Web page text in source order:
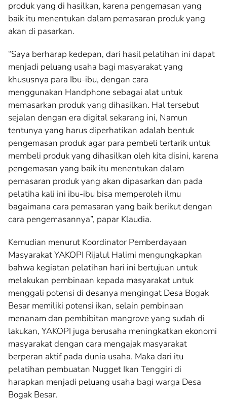
produk yang di hasilkan, karena pengemasan yang
baik itu menentukan dalam pemasaran produk yang
akan di pasarkan.
“Saya berharap kedepan, dari hasil pelatihan ini dapat
menjadi peluang usaha bagi masyarakat yang
khususnya para Ibu-ibu, dengan cara
menggunakan Handphone sebagai alat untuk
memasarkan produk yang dihasilkan. Hal tersebut
sejalan dengan era digital sekarang ini, Namun
tentunya yang harus diperhatikan adalah bentuk
pengemasan produk agar para pembeli tertarik untuk
membeli produk yang dihasilkan oleh kita disini, karena
pengemasan yang baik itu menentukan dalam
pemasaran produk yang akan dipasarkan dan pada
pelatiha kali ini ibu-ibu bisa memperoleh ilmu
bagaimana cara pemasaran yang baik berikut dengan
cara pengemasannya”, papar Klaudia.
Kemudian menurut Koordinator Pemberdayaan
Masyarakat YAKOPI Rijalul Halimi mengungkapkan
bahwa kegiatan pelatihan hari ini bertujuan untuk
melakukan pembinaan kepada masyarakat untuk
menggali potensi di desanya mengingat Desa Bogak
Besar memiliki potensi ikan, selain pembinaan
menanam dan pembibitan mangrove yang sudah di
lakukan, YAKOPI juga berusaha meningkatkan ekonomi
masyarakat dengan cara mengajak masyarakat
berperan aktif pada dunia usaha. Maka dari itu
pelatihan pembuatan Nugget Ikan Tenggiri di
harapkan menjadi peluang usaha bagi warga Desa
Bogak Besar.